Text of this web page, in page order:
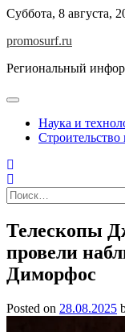
Skip
content
Суббота, 8 августа,
promosurf.ru
Региональный
Наука и
Строительство
Найти:
Телескопы
провели
Диморфос
Posted on 28.08.2025